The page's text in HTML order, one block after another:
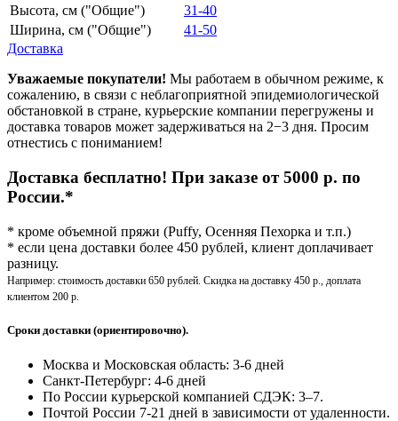
Высота, см ("Общие")
31-40
Ширина, см ("Общие")
41-50
Доставка
Уважаемые покупатели! Мы работаем в обычном режиме, к
сожалению, в связи с неблагоприятной эпидемиологической
обстановкой в стране, курьерские компании перегружены и
доставка товаров может задерживаться на 2−3 дня. Просим
отнестись с пониманием!
Доставка бесплатно! При заказе от 5000 р. по
России.*
* кроме объемной пряжи (Puffy, Осенняя Пехорка и т.п.)
* если цена доставки более 450 рублей, клиент доплачивает
разницу.
Например: стоимость доставки 650 рублей. Скидка на доставку 450 р., доплата
клиентом 200 р.
Сроки доставки (ориентировочно).
Москва и Московская область: 3-6 дней
Санкт-Петербург: 4-6 дней
По России курьерской компанией СДЭК: 3–7.
Почтой России 7-21 дней в зависимости от удаленности.